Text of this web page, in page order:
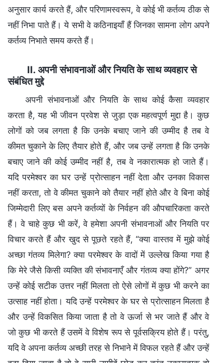
अनुसार कार्य करते हैं, और परिणामस्वरूप, वे कोई भी कर्तव्य ठीक से
नहीं निभा पाते हैं। ये सभी वे कठिनाइयाँ हैं जिनका सामना लोग अपने
कर्तव्य निभाते समय करते हैं।
II. अपनी संभावनाओं और नियति के साथ व्यवहार से
संबंधित मुद्दे
अपनी संभावनाओं और नियति के साथ कोई कैसा व्यवहार
करता है, यह भी जीवन प्रवेश से जुड़ा एक महत्वपूर्ण मुद्दा है। कुछ
लोगों को जब लगता है कि उनके बचाए जाने की उम्मीद है तब वे
कीमत चुकाने के लिए तैयार होते हैं, और जब उन्हें लगता है कि उनके
बचाए जाने की कोई उम्मीद नहीं है, तब वे नकारात्मक हो जाते हैं।
यदि परमेश्वर का घर उन्हें प्रोत्साहन नहीं देता और उनका विकास
नहीं करता, तो वे कीमत चुकाने को तैयार नहीं होते और वे बिना कोई
जिम्मेदारी लिए बस अपने कर्तव्यों के निर्वहन की औपचारिकता करते
हैं। वे चाहे कुछ भी करें, वे हमेशा अपनी संभावनाओं और नियति पर
विचार करते हैं और खुद से पूछते रहते हैं, “क्या वास्तव में मुझे कोई
अच्छा गंतव्य मिलेगा? क्या परमेश्वर के वादों में उल्लेख किया गया है
कि मेरे जैसे किसी व्यक्ति की संभावनाएँ और गंतव्य क्या होंगे?” अगर
उन्हें कोई सटीक उत्तर नहीं मिलता तो ऐसे लोगों में कुछ भी करने का
उत्साह नहीं होता। यदि उन्हें परमेश्वर के घर से प्रोत्साहन मिलता है
और उन्हें विकसित किया जाता है तो वे ऊर्जा से भर जाते हैं और वे
जो कुछ भी करते हैं उसमें वे विशेष रूप से पूर्वसक्रिय होते हैं। परंतु,
यदि वे अपना कर्तव्य अच्छी तरह से निभाने में विफल रहते हैं और उन्हें